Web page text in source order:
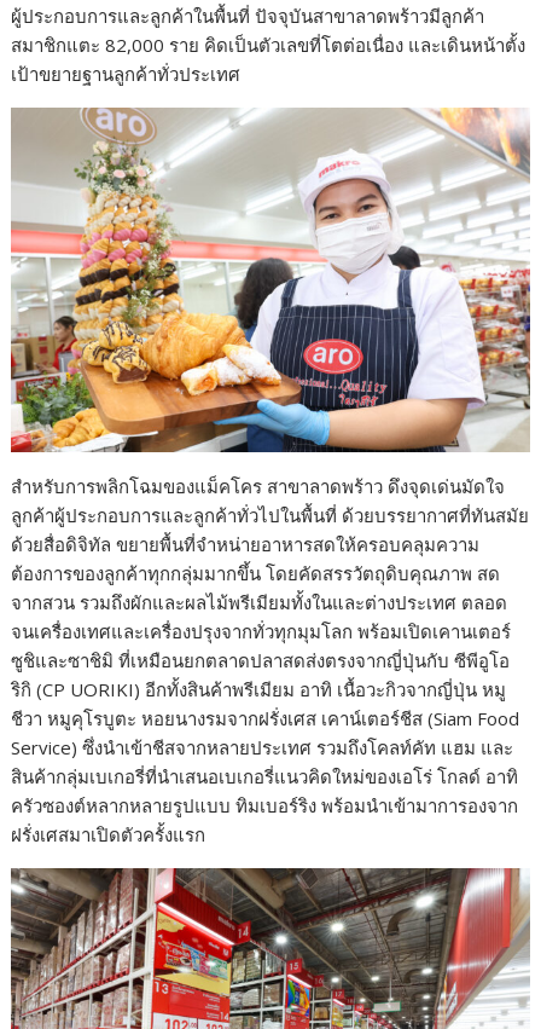
ผู้ประกอบการและลูกค้าในพื้นที่ ปัจจุบันสาขาลาดพร้าวมีลูกค้า
สมาชิกแตะ 82,000 ราย คิดเป็นตัวเลขที่โตต่อเนื่อง และเดินหน้าตั้ง
เป้าขยายฐานลูกค้าทั่วประเทศ
สำหรับการพลิกโฉมของแม็คโคร สาขาลาดพร้าว ดึงจุดเด่นมัดใจ
ลูกค้าผู้ประกอบการและลูกค้าทั่วไปในพื้นที่ ด้วยบรรยากาศที่ทันสมัย
ด้วยสื่อดิจิทัล ขยายพื้นที่จำหน่ายอาหารสดให้ครอบคลุมความ
ต้องการของลูกค้าทุกกลุ่มมากขึ้น โดยคัดสรรวัตถุดิบคุณภาพ สด
จากสวน รวมถึงผักและผลไม้พรีเมียมทั้งในและต่างประเทศ ตลอด
จนเครื่องเทศและเครื่องปรุงจากทั่วทุกมุมโลก พร้อมเปิดเคานเตอร์
ซูชิและซาชิมิ ที่เหมือนยกตลาดปลาสดส่งตรงจากญี่ปุ่นกับ ซีพีอูโอ
ริกิ (CP UORIKI) อีกทั้งสินค้าพรีเมียม อาทิ เนื้อวะกิวจากญี่ปุ่น หมู
ชีวา หมูคุโรบูตะ หอยนางรมจากฝรั่งเศส เคาน์เตอร์ชีส (Siam Food
Service) ซึ่งนำเข้าชีสจากหลายประเทศ รวมถึงโคลท์คัท แฮม และ
สินค้ากลุ่มเบเกอรี่ที่นำเสนอเบเกอรี่แนวคิดใหม่ของเอโร่ โกลด์ อาทิ
ครัวซองต์หลากหลายรูปแบบ ทิมเบอร์ริง พร้อมนำเข้ามาการองจาก
ฝรั่งเศสมาเปิดตัวครั้งแรก